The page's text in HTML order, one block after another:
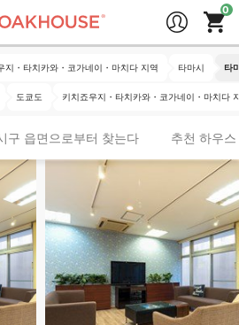
지・타치카와・코가네이・마치다 지역 타마시 타
도쿄도 키치죠우지・타치카와・코가네이・마치다
구 읍면으로부터 찾는다 추천 하우스